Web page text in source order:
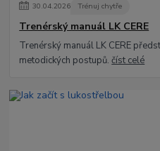
30.04.2026 Trénuj chytře
Trenérský manuál LK CERE
Trenérský manuál LK CERE
metodických postupů.číst celé